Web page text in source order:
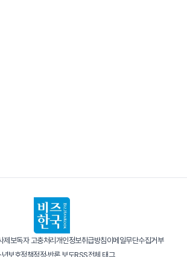
제보독자 고충처리 개인정보취급방침이메일무단수집거부
년보호정책정정·반론 보도RSS전체 태그